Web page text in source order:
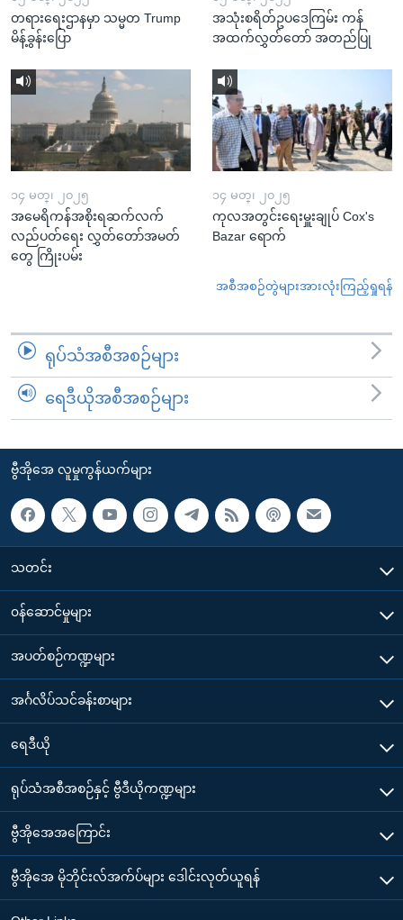
တရားရေးဌာနမှာ သမ္မတ Trump
မိန့်ခွန်းပြော
အသုံးစရိတ်ဥပဒေကြမ်း ကန်
အထက်လွှတ်တော် အတည်ပြု
၁၄ မတ္၊ ၂၀၂၅
အမေရိကန်အစိုးရဆက်လက်
လည်ပတ်ရေး လွှတ်တော်အမတ်
တွေ ကြိုးပမ်း
၁၄ မတ္၊ ၂၀၂၅
ကုလအတွင်းရေးမှူးချုပ် Cox's
Bazar ရောက်
အစီအစဉ်တွဲများအားလုံးကြည့်ရှုရန်
ရုပ်သံအစီအစဉ်များ
ရေဒီယိုအစီအစဉ်များ
ဗွီအိုအေ လူမှုကွန်ယက်များ
သတင်း
၀န်ဆောင်မှုများ
အပတ်စဉ်ကဏ္ဍများ
အင်္ဂလိပ်သင်ခန်းစာများ
ရေဒီယို
ရုပ်သံအစီအစဉ်နှင့် ဗွီဒီယိုကဏ္ဍများ
ဗွီအိုအေအကြောင်း
ဗွီအိုအေ မိုဘိုင်းလ်အက်ပ်များ ဒေါင်းလုတ်ယူရန်